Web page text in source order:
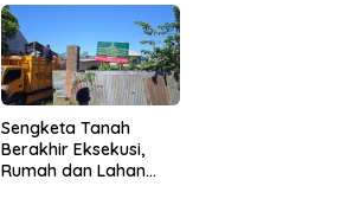
Hukumonline
Menyediakan Layanan
AI Gratis
Sengketa Tanah
Berakhir Eksekusi,
Rumah dan Lahan